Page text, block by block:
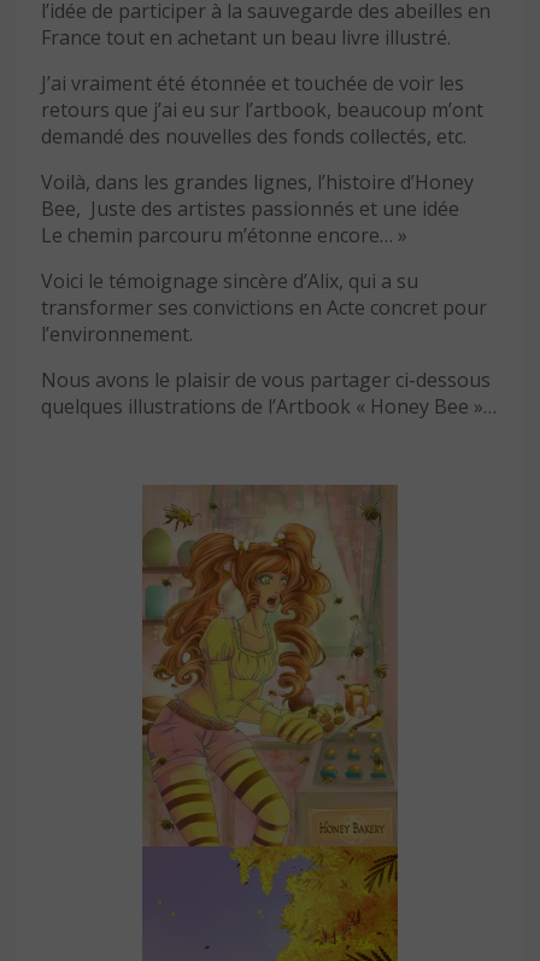
l’idée de participer à la sauvegarde des abeilles en
France tout en achetant un beau livre illustré.
J’ai vraiment été étonnée et touchée de voir les
retours que j’ai eu sur l’artbook, beaucoup m’ont
demandé des nouvelles des fonds collectés, etc.
Voilà, dans les grandes lignes, l’histoire d’Honey
Bee, Juste des artistes passionnés et une idée
Le chemin parcouru m’étonne encore… »
Voici le témoignage sincère d’Alix, qui a su
transformer ses convictions en Acte concret pour
l’environnement.
Nous avons le plaisir de vous partager ci-dessous
quelques illustrations de l’Artbook « Honey Bee »…